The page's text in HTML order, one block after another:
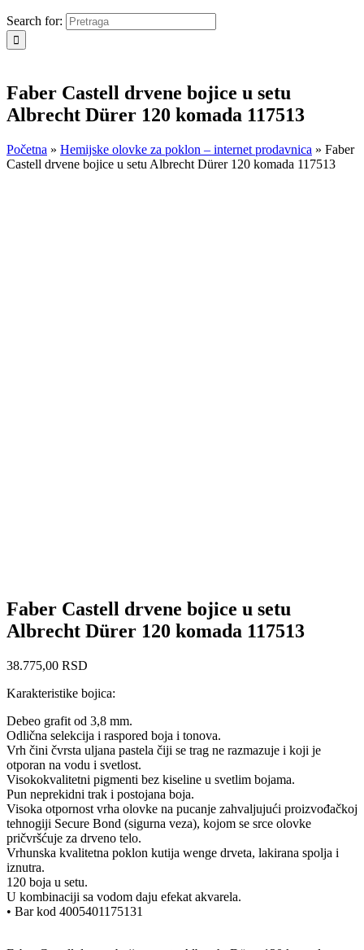
Search for:
Faber Castell drvene bojice u setu
Albrecht Dürer 120 komada 117513
Početna » Hemijske olovke za poklon – internet prodavnica » Faber
Castell drvene bojice u setu Albrecht Dürer 120 komada 117513
Faber Castell drvene bojice u setu
Albrecht Dürer 120 komada 117513
38.775,00 RSD
Karakteristike bojica:
Debeo grafit od 3,8 mm.
Odlična selekcija i raspored boja i tonova.
Vrh čini čvrsta uljana pastela čiji se trag ne razmazuje i koji je
otporan na vodu i svetlost.
Visokokvalitetni pigmenti bez kiseline u svetlim bojama.
Pun neprekidni trak i postojana boja.
Visoka otpornost vrha olovke na pucanje zahvaljujući proizvođačkoj
tehnogiji Secure Bond (sigurna veza), kojom se srce olovke
pričvršćuje za drveno telo.
Vrhunska kvalitetna poklon kutija wenge drveta, lakirana spolja i
iznutra.
120 boja u setu.
U kombinaciji sa vodom daju efekat akvarela.
• Bar kod 4005401175131